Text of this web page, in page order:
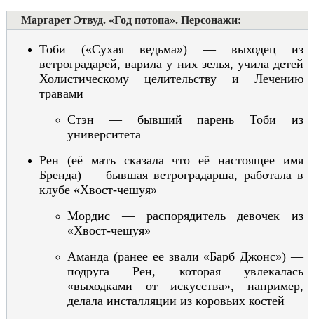
Маргарет Этвуд. «Год потопа». Персонажи:
Тоби(«Сухая ведьма») — выходец из
ветроградарей,варила у них зелья, учила детей
Холистическому целительству и Лечению
травами
Стэн — бывший парень Тоби из
университета
Рен (её мать сказала что её настоящее имя
Бренда) — бывшая ветроградарша, работала в
клубе «Хвост-чешуя»
Мордис — распорядитель девочек из
«Хвост-чешуя»
Аманда (ранее ее звали «Барб Джонс») —
подруга Рен, которая увлекалась
«выходками от искусства», например,
делала инсталляции из коровьих костей